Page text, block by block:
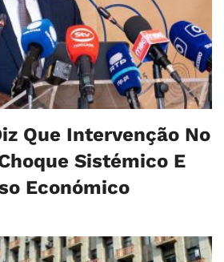
Que Intervenção No
Sistémico E
Económico